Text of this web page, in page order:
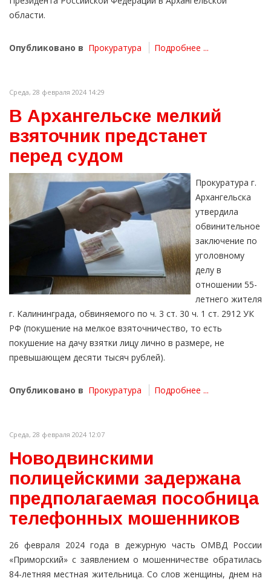
области.
Опубликовано в Прокуратура Подробнее ...
Среда, 28 февраля 2024 14:29
В Архангельске мелкий
взяточник предстанет
перед судом
Прокуратура г.
Архангельска
утвердила
обвинительное
заключение по
уголовному
делу в
отношении 55-
летнего жителя
г. Калининграда, обвиняемого по ч. 3 ст. 30 ч. 1 ст. 2912 УК
РФ (покушение на мелкое взяточничество, то есть
покушение на дачу взятки лицу лично в размере, не
превышающем десяти тысяч рублей).
Опубликовано в Прокуратура Подробнее ...
Среда, 28 февраля 2024 12:07
Новодвинскими
полицейскими задержана
предполагаемая пособница
телефонных мошенников
26 февраля 2024 года в дежурную часть ОМВД России
«Приморский» с заявлением о мошенничестве обратилась
84-летняя местная жительница. Со слов женщины, днем на